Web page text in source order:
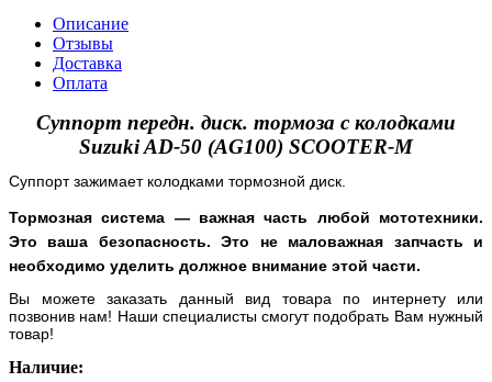
Описание
Отзывы
Доставка
Оплата
Суппорт передн. диск. тормоза с колодками
Suzuki AD-50 (AG100) SCOOTER-M
Суппорт зажимает колодками тормозной диск.
Тормозная система — важная часть любой мототехники.
Это ваша безопасность. Это не маловажная запчасть и
необходимо уделить должное внимание этой части.
Вы можете заказать данный вид товара по интернету или
позвонив нам! Наши специалисты смогут подобрать Вам нужный
товар!
Наличие: